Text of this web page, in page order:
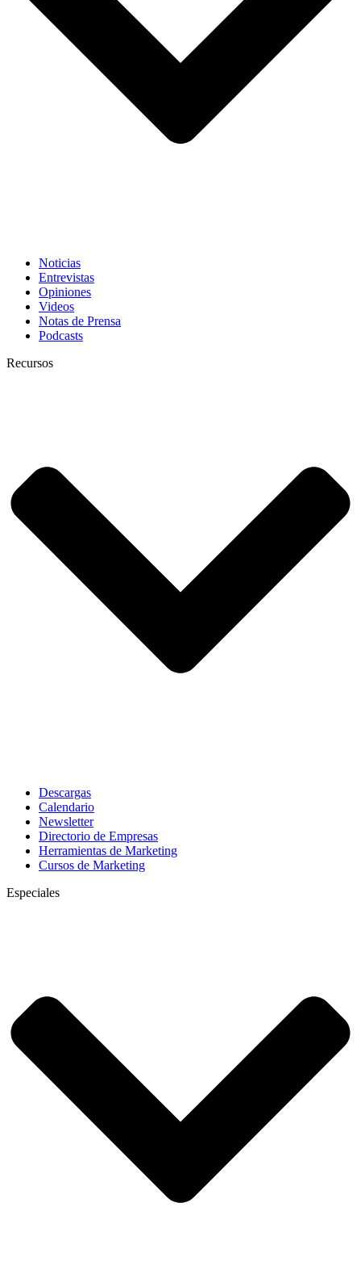
Noticias
Entrevistas
Opiniones
Videos
Notas de Prensa
Podcasts
Recursos
Descargas
Calendario
Newsletter
Directorio de Empresas
Herramientas de Marketing
Cursos de Marketing
Especiales